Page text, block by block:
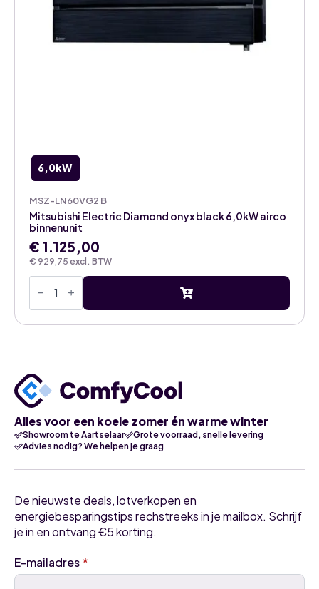
6,0kW
MSZ-LN60VG2 B
€ 929,75 excl. BTW
Mitsubishi Electric Diamond onyx black 6,0kW airco
binnenunit
€ 1.125,00
Mitsubishi
Electric
onyx
black
aantal
Alles voor een koele zomer én warme winter
Showroom te Aartselaar
Grote voorraad, snelle levering
Advies nodig? We helpen je graag
De nieuwste deals, lotverkopen en
energiebesparingstips rechstreeks in je mailbox. Schrijf
je in en ontvang €5 korting.
E-mailadres*